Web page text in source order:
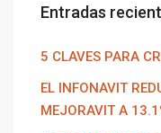
Entradas
5 CLAVES PARA
EL INFONAVIT
MEJORAVIT A